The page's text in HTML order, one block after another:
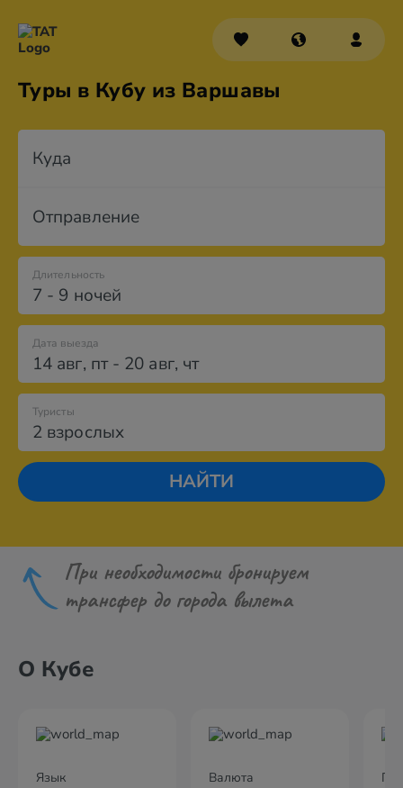
Туры в Кубу из Варшавы
Куда
Отправление
7 - 9 ночей
Длительность
Дата выезда
14 авг, пт- 20 авг, чт
2 взрослых
Туристы
НАЙТИ
При необходимости бронируем
трансфер до города вылета
О Кубе
Язык Валюта